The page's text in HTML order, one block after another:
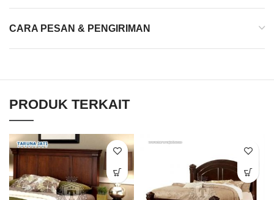
CARA PESAN & PENGIRIMAN
PRODUK TERKAIT